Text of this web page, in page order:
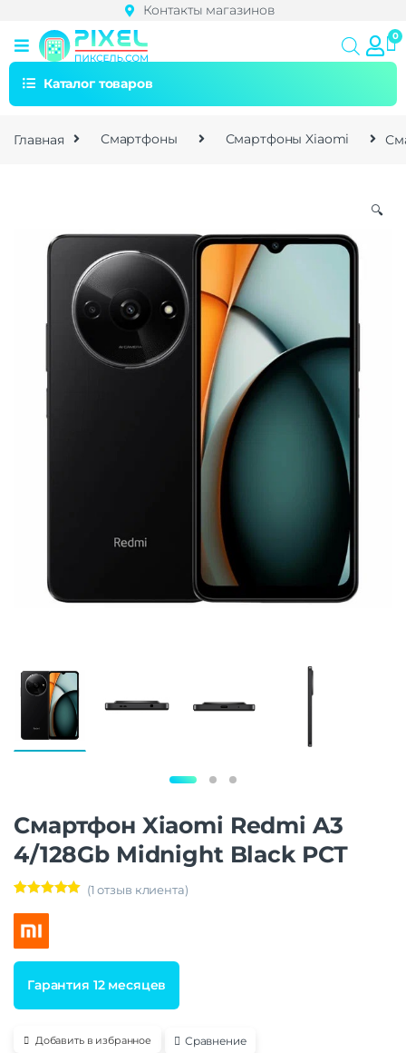
Контакты магазинов
Каталог товаров
Главная Смартфоны Смартфоны Xiaomi
🔍
Смартфон Xiaomi Redmi A3
4/128Gb Midnight Black РСТ
5.00
из 5 на
основе
я
(1отзыв клиента)
Гарантия 12 месяцев
Добавить в избранное Сравнение